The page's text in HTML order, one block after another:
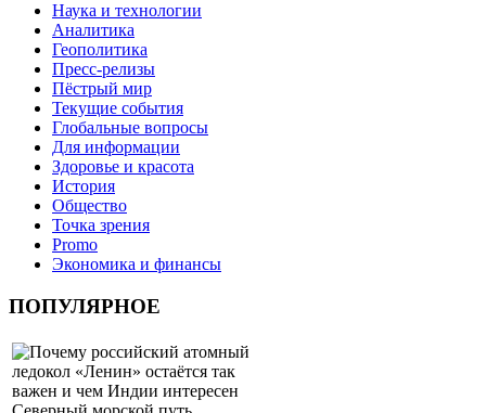
Наука и технологии
Аналитика
Геополитика
Пресс-релизы
Пёстрый мир
Текущие события
Глобальные вопросы
Для информации
Здоровье и красота
История
Общество
Точка зрения
Promo
Экономика и финансы
ПОПУЛЯРНОЕ